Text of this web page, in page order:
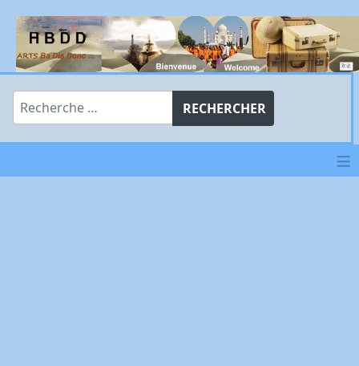
Rechercher
RECHERCHER
≡